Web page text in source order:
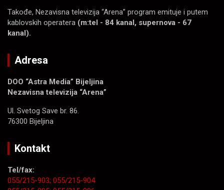
Takođe, Nezavisna televizija “Arena” program emituje i putem
kablovskih operatera (m:tel - 84 kanal, supernova - 67
kanal).
Adresa
DOO “Astra Media” Bijeljina
Nezavisna televizija “Arena”
Ul. Svetog Save br. 86.
76300 Bijeljina
Kontakt
Tel/fax:
055/215-903; 055/215-904